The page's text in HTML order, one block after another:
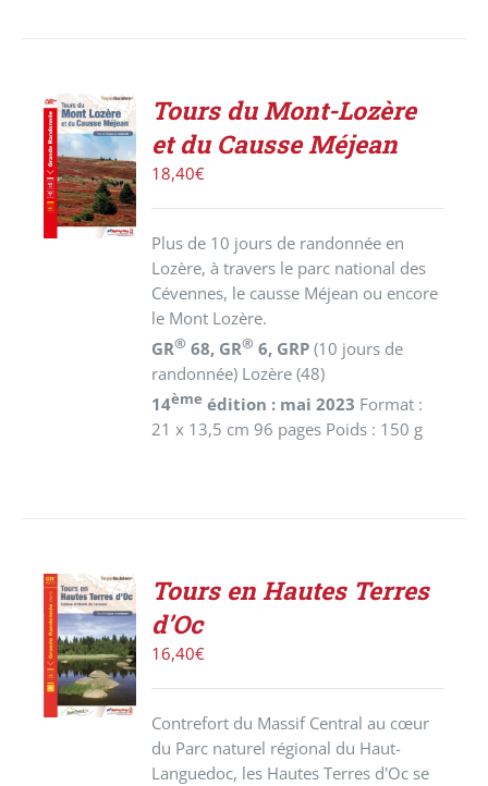
AJOUTER
AU
PANIER
/
DÉTAILS
Tours du Mont-Lozère
et du Causse Méjean
18,40€
Plus de 10 jours de randonnée en
Lozère, à travers le parc national des
Cévennes, le causse Méjean ou encore
le Mont Lozère.
GR® 68, GR® 6, GRP(10 jours de
randonnée) Lozère (48)
14ème édition : mai 2023 Format :
21 x 13,5 cm 96 pages Poids : 150 g
ACHETER
LE
PRODUIT
/
DÉTAILS
Tours en Hautes Terres
d’Oc
16,40€
Contrefort du Massif Central au cœur
du Parc naturel régional du Haut-
Languedoc, les Hautes Terres d'Oc se